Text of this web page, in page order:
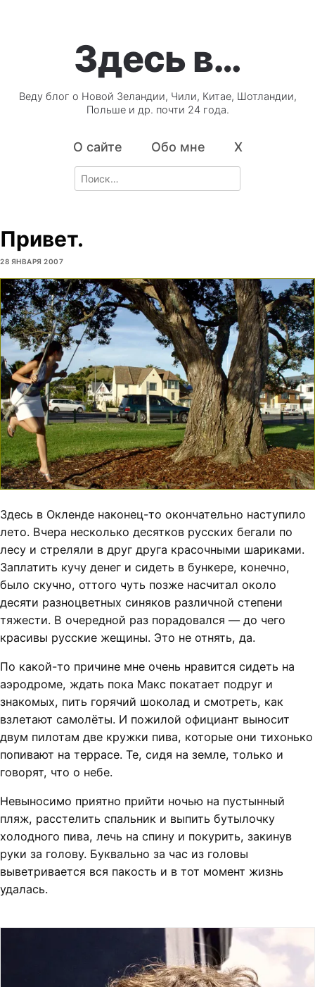
Здесь в…
Веду блог о Новой Зеландии, Чили, Китае, Шотландии,
Польше и др. почти 24 года.
О сайте Обо мне X
Search
for:
Привет.
28 ЯНВАРЯ 2007
Здесь в Окленде наконец-то окончательно наступило
лето. Вчера несколько десятков русских бегали по
лесу и стреляли в друг друга красочными шариками.
Заплатить кучу денег и сидеть в бункере, конечно,
было скучно, оттого чуть позже насчитал около
десяти разноцветных синяков различной степени
тяжести. В очередной раз порадовался — до чего
красивы русские жещины. Это не отнять, да.
По какой-то причине мне очень нравится сидеть на
аэродроме, ждать пока Макс покатает подруг и
знакомых, пить горячий шоколад и смотреть, как
взлетают самолёты. И пожилой официант выносит
двум пилотам две кружки пива, которые они тихонько
попивают на террасе. Те, сидя на земле, только и
говорят, что о небе.
Невыносимо приятно прийти ночью на пустынный
пляж, расстелить спальник и выпить бутылочку
холодного пива, лечь на спину и покурить, закинув
руки за голову. Буквально за час из головы
выветривается вся пакость и в тот момент жизнь
удалась.